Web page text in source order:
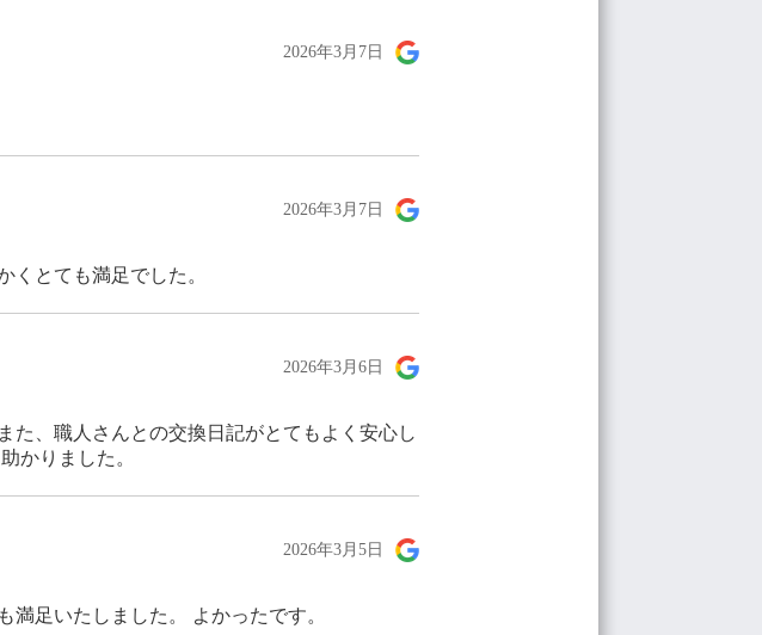
2026年3月7日
2026年3月7日
くとても満足でした。
2026年3月6日
た、職人さんとの交換日記がとてもよく安心し
かりました。
2026年3月5日
足いたしました。 よかったです。